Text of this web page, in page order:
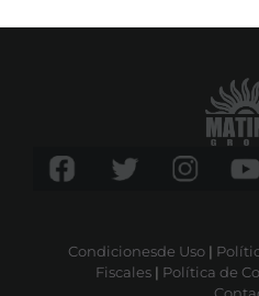
Condicionesde Uso|
Fiscales| Política de